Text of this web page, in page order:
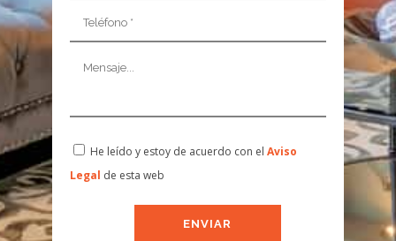
He leído y estoy de acuerdo con el Aviso
Legal de esta web